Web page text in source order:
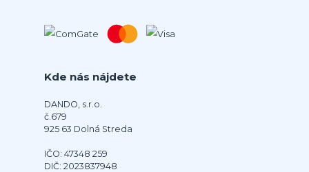
Kde nás nájdete
DANDO, s.r.o.
č.679
925 63 Dolná Streda
IČO: 47348 259
DIČ: 2023837948